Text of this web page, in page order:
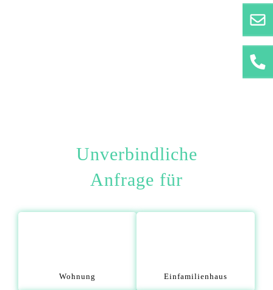
Unverbindliche
Anfrage für
Wohnung Einfamilienhaus